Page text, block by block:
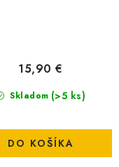
Skladom (>5 ks)
15,90 €
DO KOŠÍKA